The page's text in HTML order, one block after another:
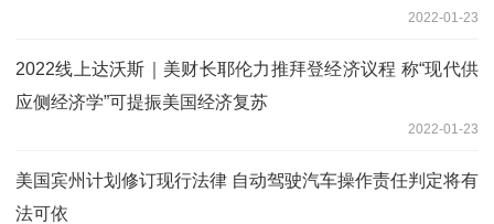
2022-01-23
2022线上达沃斯｜美财长耶伦力推拜登经济议程 称“现代供
应侧经济学”可提振美国经济复苏
2022-01-23
美国宾州计划修订现行法律 自动驾驶汽车操作责任判定将有
法可依